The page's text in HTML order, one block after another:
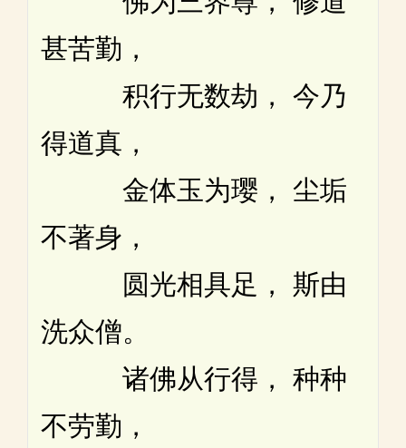
甚苦勤，
积行无数劫， 今乃
得道真，
金体玉为璎， 尘垢
不著身，
圆光相具足， 斯由
洗众僧。
诸佛从行得， 种种
不劳勤，